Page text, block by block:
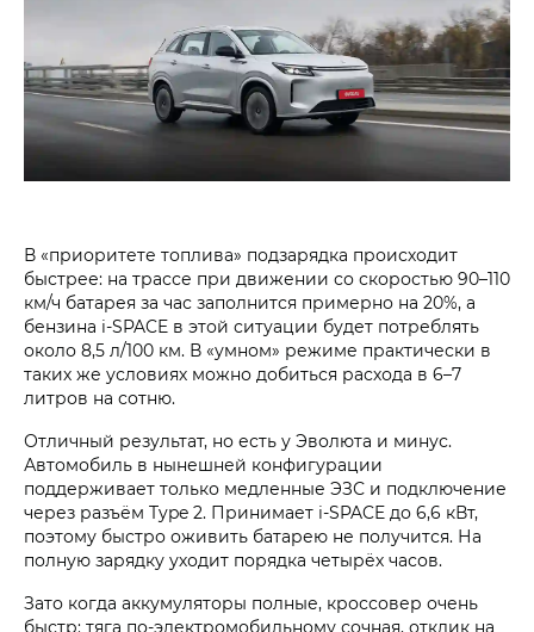
В «приоритете топлива» подзарядка происходит
быстрее: на трассе при движении со скоростью 90–110
км/ч батарея за час заполнится примерно на 20%, а
бензина i‑SPACE в этой ситуации будет потреблять
около 8,5 л/100 км. В «умном» режиме практически в
таких же условиях можно добиться расхода в 6–7
литров на сотню.
Отличный результат, но есть у Эволюта и минус.
Автомобиль в нынешней конфигурации
поддерживает только медленные ЭЗС и подключение
через разъём Type 2. Принимает i‑SPACE до 6,6 кВт,
поэтому быстро оживить батарею не получится. На
полную зарядку уходит порядка четырёх часов.
Зато когда аккумуляторы полные, кроссовер очень
быстр: тяга по-электромобильному сочная, отклик на